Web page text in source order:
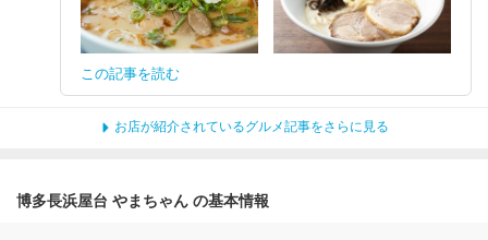
この記事を読む
お店が紹介されているグルメ記事をさらに見る
博多長浜屋台 やまちゃん の基本情報